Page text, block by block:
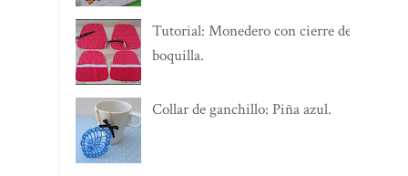
Tutorial: Monedero con cierre de
boquilla.
Collar de ganchillo: Piña azul.